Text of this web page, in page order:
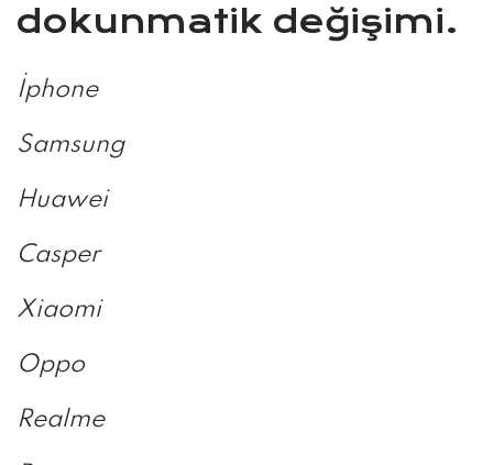
dokunmatik değişimi.
İphone
Samsung
Huawei
Casper
Xiaomi
Oppo
Realme